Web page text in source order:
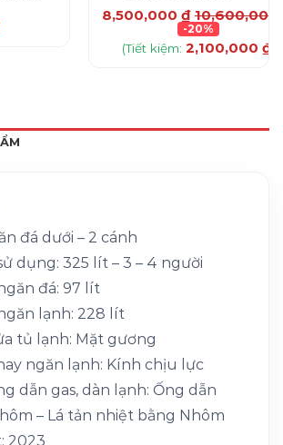
8,500,000 ₫ 10,600,000
-20%
(Tiết kiệm:2,100,000₫
đá dưới – 2 cánh
dụng: 325 lít – 3 – 4 người
đá: 97 lít
lạnh: 228 lít
tủ lạnh: Mặt gương
ngăn lạnh: Kính chịu lực
dẫn gas, dàn lạnh: Ống dẫn
– Lá tản nhiệt bằng Nhôm
2023